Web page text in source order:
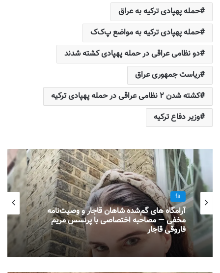
حمله پهپادی ترکیه به عراق
حمله پهپادی ترکیه به مواضع پ‌ک‌ک
دو نظامی عراقی در حمله پهپادی کشته شدند
ریاست جمهوری عراق
کشته شدن ۲ نظامی عراقی در حمله پهپادی ترکیه
وزیر دفاع ترکیه
fa
آرامگاه های گم‌شده شاهان قاجار و وصیت‌نامه
مخفی — مصاحبه اختصاصی با پرنسس مریم
فاروقی قاجار